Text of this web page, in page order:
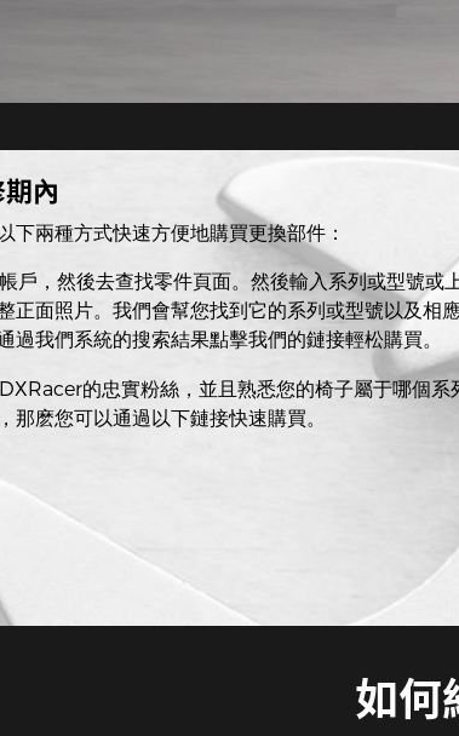
內
下兩種方式快速方便地購買更換部件：
戶，然後去查找零件頁面。然後輸入系列或型號或
正面照片。我們會幫您找到它的系列或型號以及相
過我們系統的搜索結果點擊我們的鏈接輕松購買。
的忠實粉絲，並且熟悉您的椅子屬于哪個系
那麽您可以通過以下鏈接快速購買。
如何